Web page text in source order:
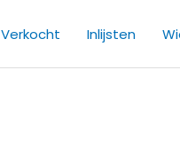
Verkocht Inlijsten